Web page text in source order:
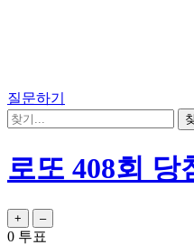
질문하기
로또 408회 당
0 투표